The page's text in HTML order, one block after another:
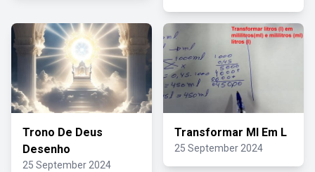
Trono De Deus
Desenho
25 September 2024
Transformar Ml Em L
25 September 2024